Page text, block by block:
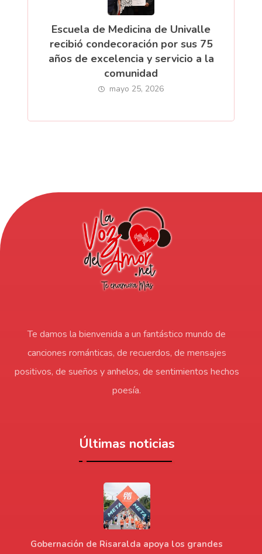
Escuela de Medicina de Univalle
recibió condecoración por sus 75
años de excelencia y servicio a la
comunidad
mayo 25, 2026
Te damos la bienvenida a un fantástico mundo de
canciones románticas, de recuerdos, de mensajes
positivos, de sueños y anhelos, de sentimientos hechos
poesía.
Últimas noticias
Gobernación de Risaralda apoya los grandes